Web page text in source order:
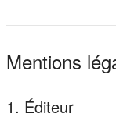
Mentions
1. Éditeur